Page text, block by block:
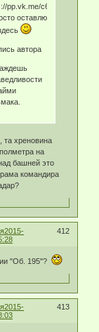
pp.vk.me/c614926/
оставлю
автора
та хреновина
на
башней это
командира
412
2015-
"Об. 195"?
413
2015-